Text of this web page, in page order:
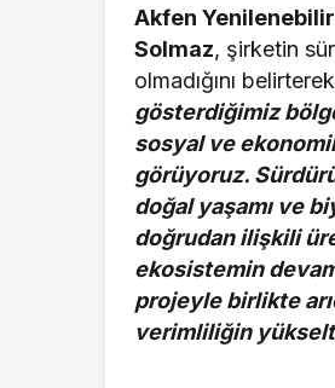
Akfen
Solmaz, şirketin
olmadığını
gösterdiğimiz
sosyal ve
görüyoruz.
doğal yaşamı ve
doğrudan ilişkili
ekosistemin
projeyle birlikte
verimliliğin